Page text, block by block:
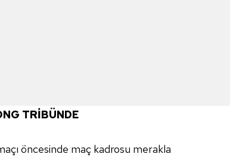
TRİBÜNDE
öncesinde maç kadrosu merakla